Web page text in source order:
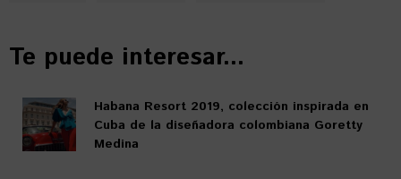
Te puede interesar...
Habana Resort 2019, colección inspirada en
Cuba de la diseñadora colombiana Goretty
Medina